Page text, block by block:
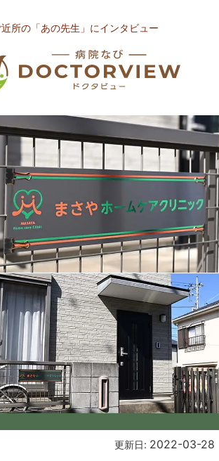
近所の「あの先生」にインタビュー
更新日: 2022-03-28